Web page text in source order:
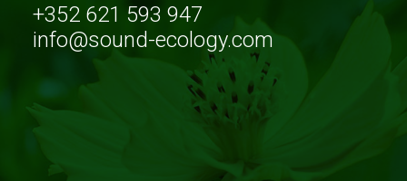
+352 621 593 947
info@sound-ecology.com